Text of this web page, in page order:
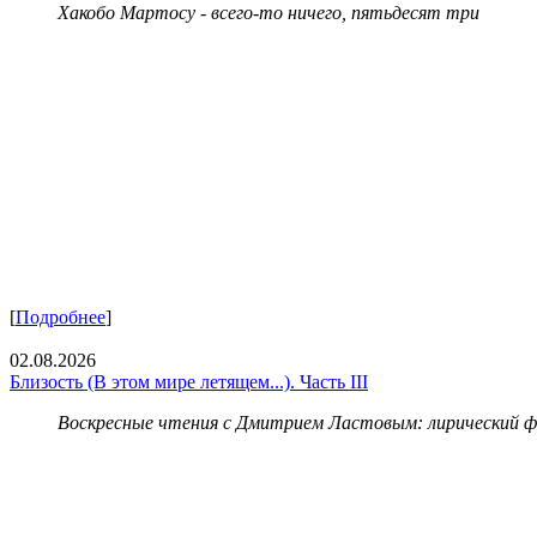
Хакобо Мартосу - всего-то ничего, пятьдесят три
[Подробнее]
02.08.2026
Близость (В этом мире летящем...). Часть III
Воскресные чтения с Дмитрием Ластовым: лирический